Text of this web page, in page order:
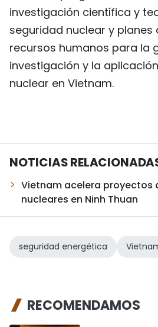
investigación científica y
seguridad nuclear y
recursos humanos para la
investigación y la
nuclear en Vietnam.
NOTICIAS
Vietnam acelera proyectos
nucleares en Ninh Thuan
seguridad energética
RECOMENDAMOS